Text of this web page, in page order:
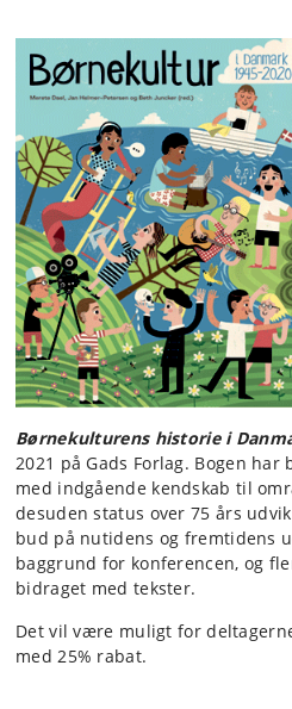
Børnekulturens historie i
2021 på Gads Forlag. Bogen
med indgående kendskab til
desuden status over 75 års
bud på nutidens og fremtidens
baggrund for konferencen, og
bidraget med tekster.
Det vil være muligt for
med 25% rabat.